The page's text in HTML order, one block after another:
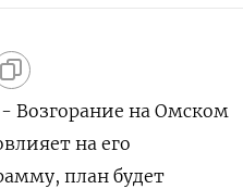
Возгорание на Омском
на его
план будет